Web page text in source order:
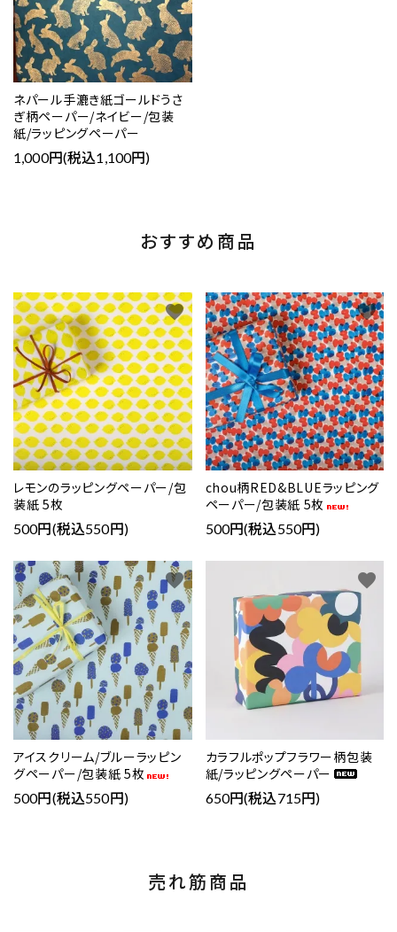
ネパール手漉き紙ゴールドうさ
ぎ柄ペーパー/ネイビー/包装
紙/ラッピングペーパー
1,000円(税込1,100円)
おすすめ商品
レモンのラッピングペーパー/包
装紙 5枚
500円(税込550円)
favorite
chou柄RED&BLUEラッピング
ペーパー/包装紙 5枚
500円(税込550円)
favorite
アイスクリーム/ブルーラッピン
グペーパー/包装紙 5枚
500円(税込550円)
favorite
カラフルポップフラワー柄包装
紙/ラッピングペーパー
650円(税込715円)
favorite
売れ筋商品